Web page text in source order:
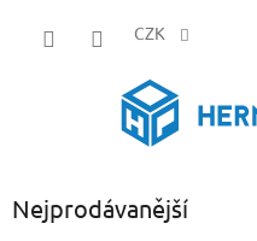
CZK
Nejprodávanější